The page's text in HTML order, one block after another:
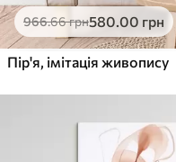
966.66грн580.00 грн
Пір'я, імітація живопису